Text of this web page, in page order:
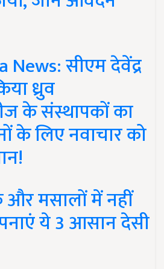
सीएम देवेंद्र
ध्रुव
के संस्थापकों का
के लिए नवाचार को
मसालों में नहीं
ये 3 आसान देसी